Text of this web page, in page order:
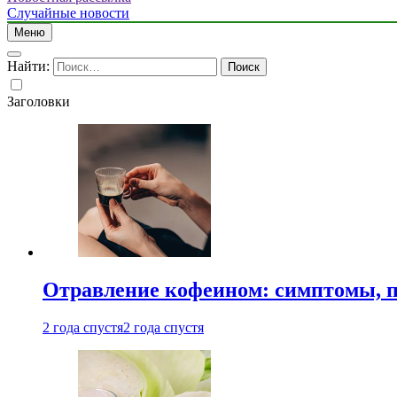
Случайные новости
Меню
Найти:
Заголовки
Отравление кофеином: симптомы,
2 года спустя2 года спустя